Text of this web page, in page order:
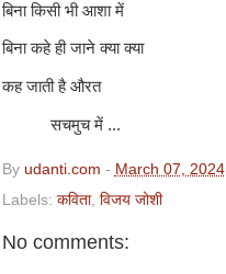
बिना किसी भी आशा में
बिना कहे ही जाने क्या क्या
कह जाती है औरत
सचमुच में ...
By udanti.com - March 07, 2024
Labels: कविता, विजय जोशी
No comments: